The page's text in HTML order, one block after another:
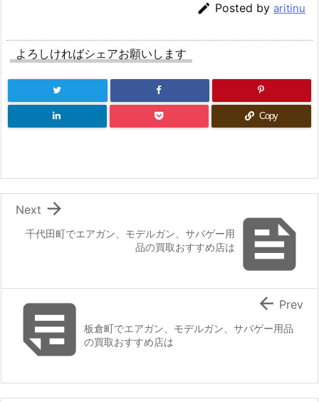
 Posted by aritinu
よろしければシェアお願いします
Copy

千代田町でエアガン、モデルガン、サバゲー用
品の買取おすすめ店は

Next
板倉町でエアガン、モデルガン、サバゲー用品
の買取おすすめ店は
 Prev